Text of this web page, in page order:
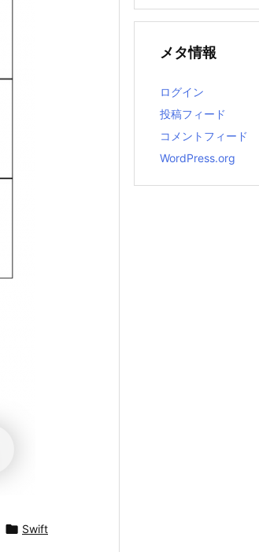
 Swift
メタ情報
ログイン
投稿フィード
コメントフィード
WordPress.org